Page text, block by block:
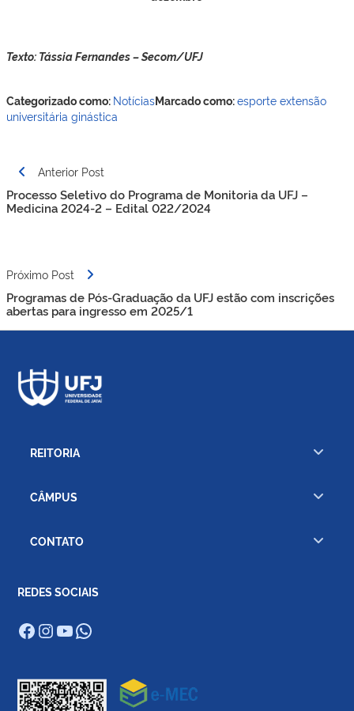
Texto: Tássia Fernandes – Secom/UFJ
Categorizado como: NotíciasMarcado como:esporte extensão
universitária ginástica
Navegação
de
Post
Anterior Post
Processo Seletivo do Programa de Monitoria da UFJ –
Medicina 2024-2 – Edital 022/2024
Próximo Post
Programas de Pós-Graduação da UFJ estão com inscrições
abertas para ingresso em 2025/1
REITORIA
CÂMPUS
CONTATO
REDES SOCIAIS
Facebook
Instagram
Youtube
WhatsApp